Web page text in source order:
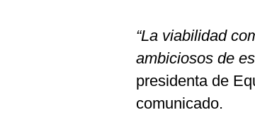
“La viabilidad
ambiciosos de
presidenta de
comunicado.